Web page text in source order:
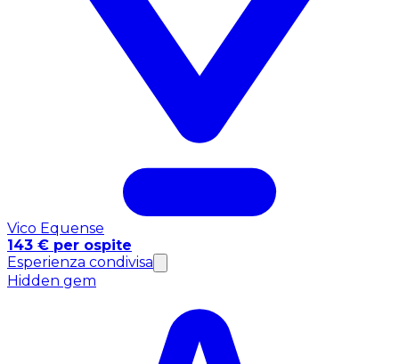
Vico Equense
143 € per ospite
Esperienza condivisa
Hidden gem